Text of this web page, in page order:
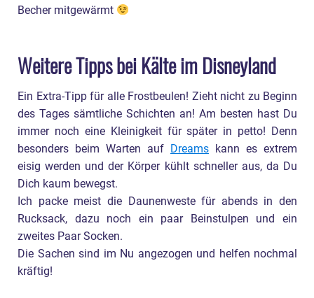
Becher mitgewärmt
Weitere Tipps bei Kälte im Disneyland
Ein Extra-Tipp für alle Frostbeulen! Zieht nicht zu Beginn
des Tages sämtliche Schichten an! Am besten hast Du
immer noch eine Kleinigkeit für später in petto! Denn
besonders beim Warten auf
Dreams kann es extrem
eisig werden und der Körper kühlt schneller aus, da Du
Dich kaum bewegst.
Ich packe meist die Daunenweste für abends in den
Rucksack, dazu noch ein paar Beinstulpen und ein
zweites Paar Socken.
Die Sachen sind im Nu angezogen und helfen nochmal
kräftig!